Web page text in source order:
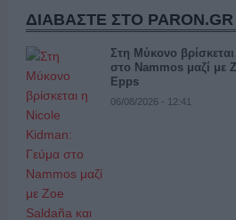
ΔΙΑΒΑΣΤΕ ΣΤΟ PARON.GR
Στη Μύκονο
στο Nammos μαζί με
Epps
06/08/2026 - 12:41